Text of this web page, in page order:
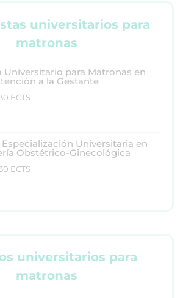
universitarios para
matronas
Universitario para Matronas en
a la Gestante
ECTS
Universitaria en
Obstétrico-Ginecológica
ECTS
universitarios para
matronas